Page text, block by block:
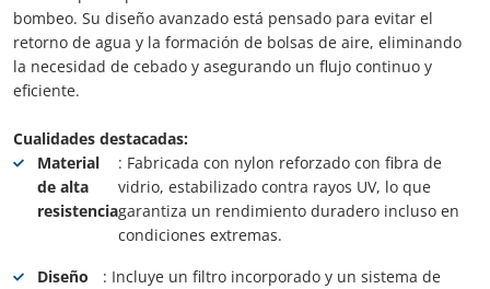
bombeo. Su diseño avanzado está pensado para evitar el
retorno de agua y la formación de bolsas de aire, eliminando
la necesidad de cebado y asegurando un flujo continuo y
eficiente.
Cualidades destacadas:
Material
de alta
resistencia
: Fabricada con nylon reforzado con fibra de
vidrio, estabilizado contra rayos UV, lo que
garantiza un rendimiento duradero incluso en
condiciones extremas.
Diseño
: Incluye un filtro incorporado y un sistema de